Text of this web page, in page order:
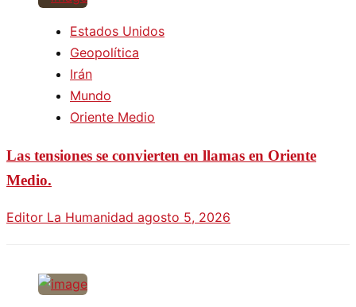
Estados Unidos
Geopolítica
Irán
Mundo
Oriente Medio
Las tensiones se convierten en llamas en Oriente
Medio.
Editor La Humanidad agosto 5, 2026